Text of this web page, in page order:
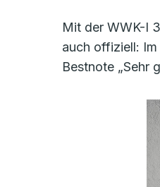
Mit der WWK-I
auch offiziell:
Bestnote „Sehr